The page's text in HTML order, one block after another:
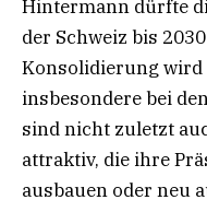
Hintermann dürfte
der Schweiz bis
Konsolidierung wird
insbesondere bei
sind nicht zuletzt
attraktiv, die ihre
ausbauen oder neu